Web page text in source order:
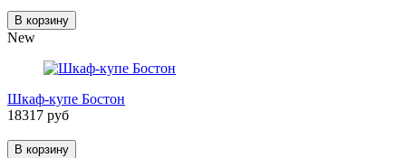
В корзину
New
Шкаф-купе Бостон
18317 руб
В корзину